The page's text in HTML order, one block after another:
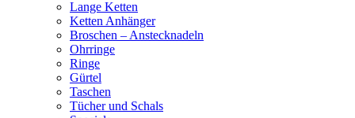
Lange Ketten
Ketten Anhänger
Broschen – Anstecknadeln
Ohrringe
Ringe
Gürtel
Taschen
Tücher und Schals